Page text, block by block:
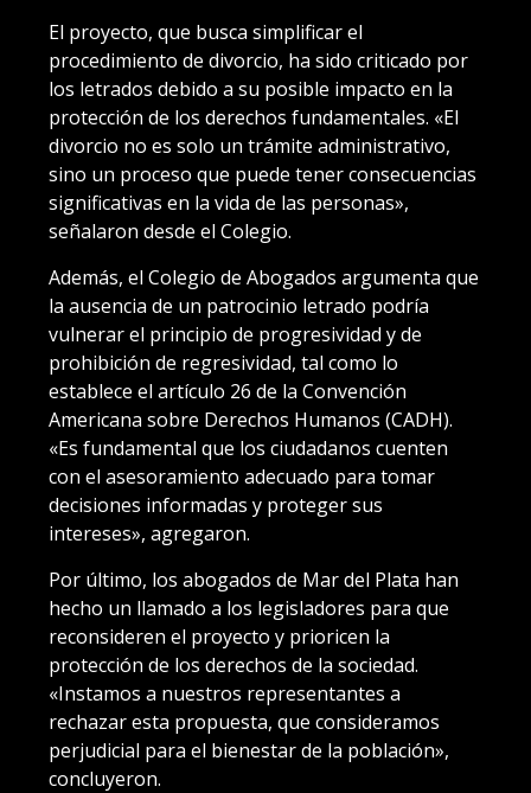
El proyecto, que busca simplificar el
procedimiento de divorcio, ha sido criticado por
los letrados debido a su posible impacto en la
protección de los derechos fundamentales. «El
divorcio no es solo un trámite administrativo,
sino un proceso que puede tener consecuencias
significativas en la vida de las personas»,
señalaron desde el Colegio.
Además, el Colegio de Abogados argumenta que
la ausencia de un patrocinio letrado podría
vulnerar el principio de progresividad y de
prohibición de regresividad, tal como lo
establece el artículo 26 de la Convención
Americana sobre Derechos Humanos (CADH).
«Es fundamental que los ciudadanos cuenten
con el asesoramiento adecuado para tomar
decisiones informadas y proteger sus
intereses», agregaron.
Por último, los abogados de Mar del Plata han
hecho un llamado a los legisladores para que
reconsideren el proyecto y prioricen la
protección de los derechos de la sociedad.
«Instamos a nuestros representantes a
rechazar esta propuesta, que consideramos
perjudicial para el bienestar de la población»,
concluyeron.